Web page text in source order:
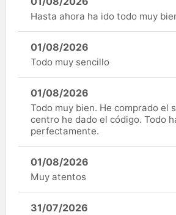
Hasta ahora ha ido todo muy
01/08/2026
Todo muy sencillo
01/08/2026
Todo muy bien. He comprado el
centro he dado el código. Todo
perfectamente.
01/08/2026
Muy atentos
31/07/2026